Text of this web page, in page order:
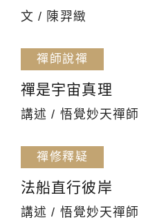
文 / 陳羿緻
禪師說禪
禪是宇宙真理
講述 / 悟覺妙天禪師
禪修釋疑
法船直行彼岸
講述 / 悟覺妙天禪師